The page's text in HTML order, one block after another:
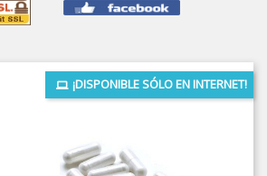
¡DISPONIBLE SÓLO EN INTERNET!